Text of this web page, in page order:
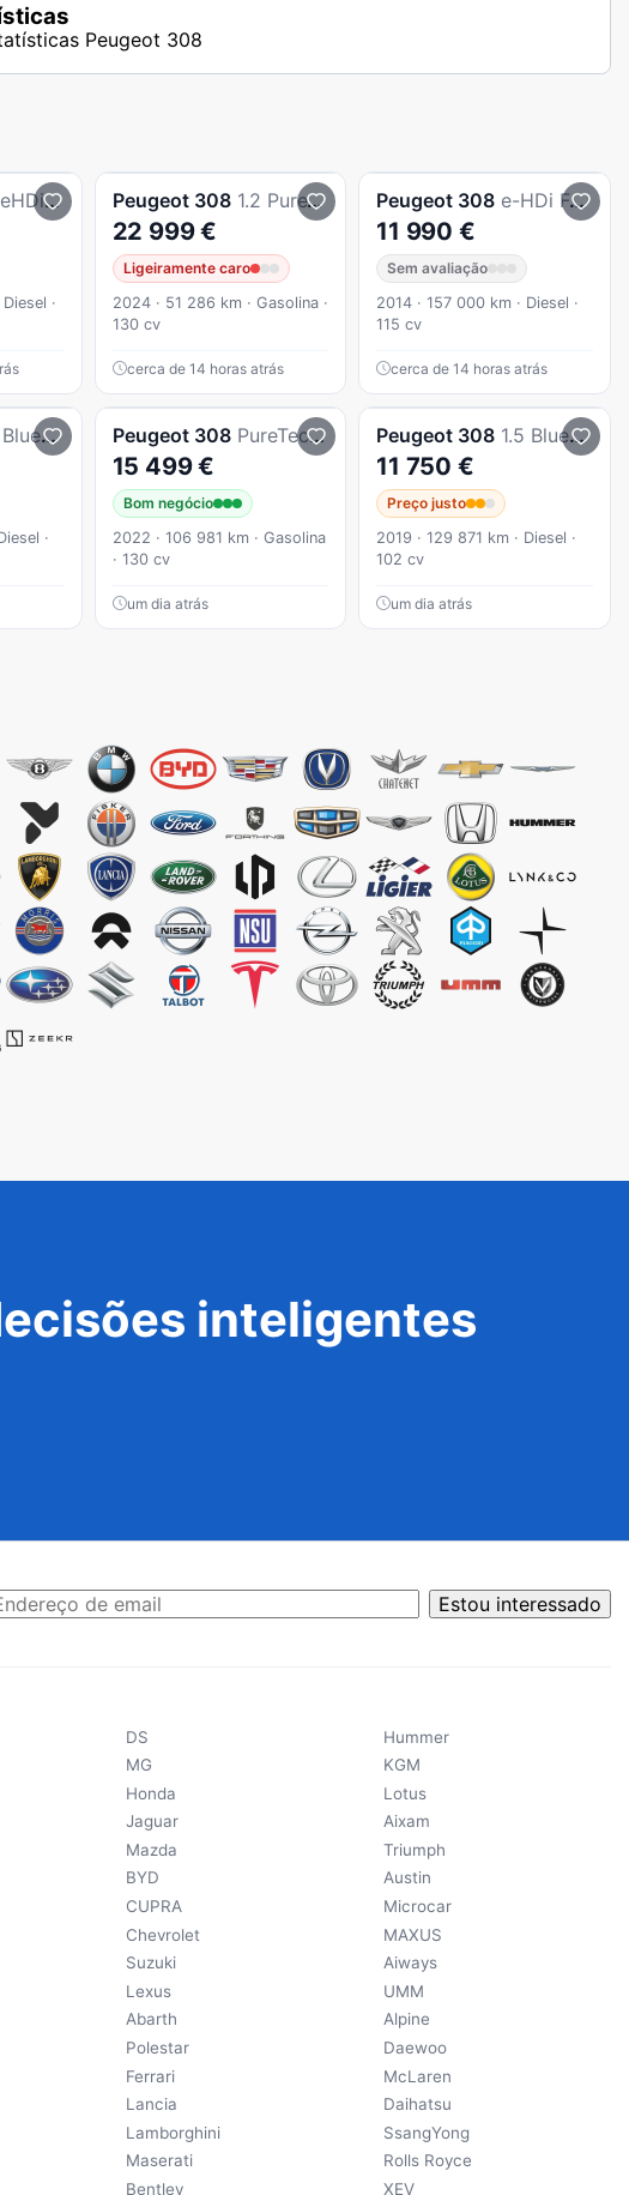
Peugeot 308
Allure Pack
·
Peugeot 308 1.2 PureTech GT EAT8
22 999 €
Ligeiramente caro
2024 · 51 286 km · Gasolina ·
130 cv
cerca de 14 horas atrás
Peugeot 308 e-HDi FAP 115 Stop&Start Allure
11 990 €
Sem avaliação
2014 · 157 000 km · Diesel ·
115 cv
cerca de 14 horas atrás
Active
·
Peugeot 308 PureTech 130 EAT8 Active Pack
15 499 €
Bom negócio
2022 · 106 981 km · Gasolina
· 130 cv
um dia atrás
Peugeot 308 1.5 BlueHDi Style
11 750 €
Preço justo
2019 · 129 871 km · Diesel ·
102 cv
um dia atrás
inteligentes
Estou interessado
DS
MG
Honda
Jaguar
Mazda
BYD
CUPRA
Chevrolet
Suzuki
Lexus
Abarth
Polestar
Ferrari
Lancia
Lamborghini
Maserati
Bentley
Hummer
KGM
Lotus
Aixam
Triumph
Austin
Microcar
MAXUS
Aiways
UMM
Alpine
Daewoo
McLaren
Daihatsu
SsangYong
Rolls Royce
XEV